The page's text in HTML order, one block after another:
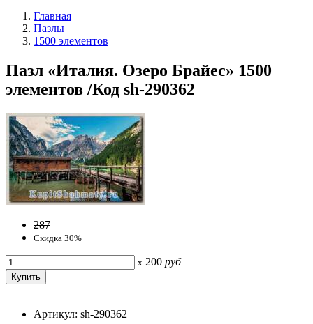
Главная
Пазлы
1500 элементов
Пазл «Италия. Озеро Брайес» 1500
элементов /Код sh-290362
287
Скидка 30%
x 200 руб
Артикул: sh-290362